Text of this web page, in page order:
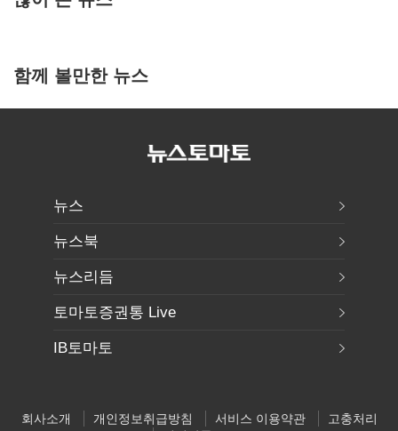
함께 볼만한 뉴스
뉴스
뉴스북
뉴스리듬
토마토증권통 Live
IB토마토
회사소개 개인정보취급방침 서비스 이용약관
고충처리